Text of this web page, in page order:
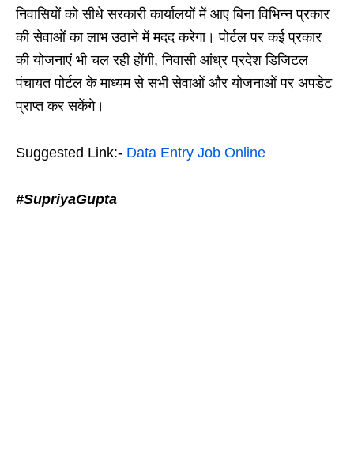
निवासियों को सीधे सरकारी कार्यालयों में आए बिना विभिन्न प्रकार
की सेवाओं का लाभ उठाने में मदद करेगा। पोर्टल पर कई प्रकार
की योजनाएं भी चल रही होंगी, निवासी आंध्र प्रदेश डिजिटल
पंचायत पोर्टल के माध्यम से सभी सेवाओं और योजनाओं पर अपडेट
प्राप्त कर सकेंगे।
Suggested Link:- Data Entry Job Online
#SupriyaGupta